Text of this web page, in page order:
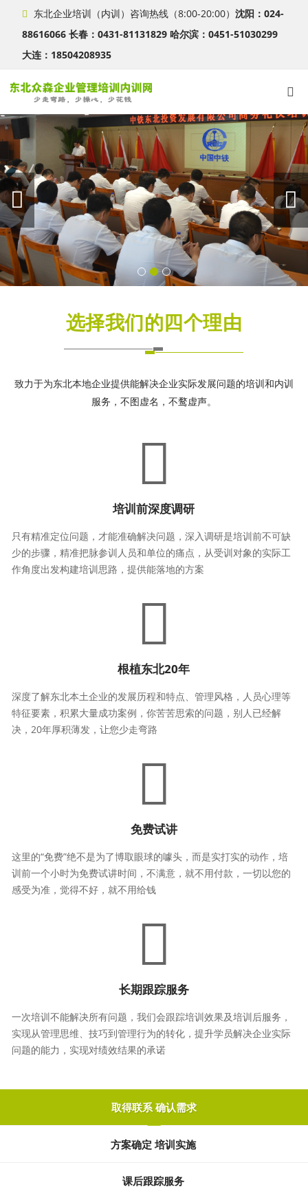
东北企业培训（内训）咨询热线（8:00-20:00）沈阳：024-
88616066 长春：0431-81131829 哈尔滨：0451-51030299
大连：18504208935
选择我们的四个理由
致力于为东北本地企业提供能解决企业实际发展问题的培训和内训
服务，不图虚名，不鹜虚声。
培训前深度调研
只有精准定位问题，才能准确解决问题，深入调研是培训前不可缺
少的步骤，精准把脉参训人员和单位的痛点，从受训对象的实际工
作角度出发构建培训思路，提供能落地的方案
根植东北20年
深度了解东北本土企业的发展历程和特点、管理风格，人员心理等
特征要素，积累大量成功案例，你苦苦思索的问题，别人已经解
决，20年厚积薄发，让您少走弯路
免费试讲
这里的“免费”绝不是为了博取眼球的噱头，而是实打实的动作，培
训前一个小时为免费试讲时间，不满意，就不用付款，一切以您的
感受为准，觉得不好，就不用给钱
长期跟踪服务
一次培训不能解决所有问题，我们会跟踪培训效果及培训后服务，
实现从管理思维、技巧到管理行为的转化，提升学员解决企业实际
问题的能力，实现对绩效结果的承诺
取得联系 确认需求
方案确定 培训实施
课后跟踪服务